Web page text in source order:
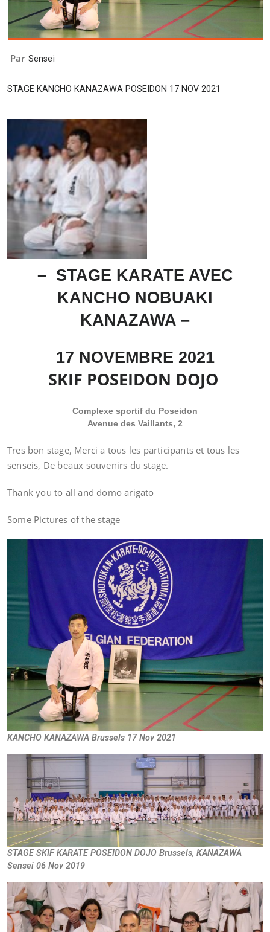
Par Sensei
STAGE KANCHO KANAZAWA POSEIDON 17 NOV 2021
– STAGE KARATE AVEC
KANCHO NOBUAKI
KANAZAWA –
17 NOVEMBRE 2021
SKIF POSEIDON DOJO
Complexe sportif du Poseidon
Avenue des Vaillants, 2
Tres bon stage, Merci a tous les participants et tous les
senseis, De beaux souvenirs du stage.
Thank you to all and domo arigato
Some Pictures of the stage
KANCHO KANAZAWA Brussels 17 Nov 2021
STAGE SKIF KARATE POSEIDON DOJO Brussels, KANAZAWA
Sensei 06 Nov 2019